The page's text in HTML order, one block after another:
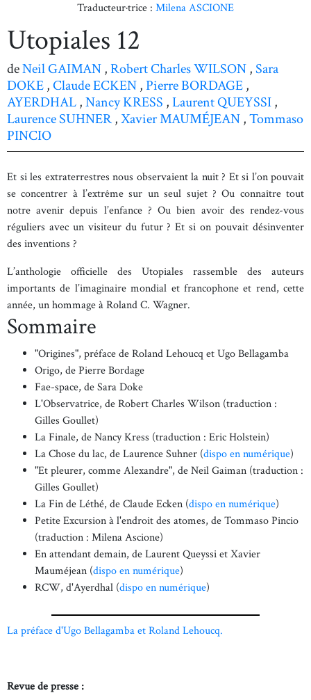
Traducteur·trice : Milena ASCIONE
Utopiales 12
deNeil GAIMAN,Robert Charles WILSON,Sara
DOKE,Claude ECKEN,Pierre BORDAGE,
AYERDHAL,Nancy KRESS ,Laurent QUEYSSI,
Laurence SUHNER,Xavier MAUMÉJEAN,Tommaso
PINCIO
Et si les extraterrestres nous observaient la nuit ? Et si l’on pouvait
se concentrer à l’extrême sur un seul sujet ? Ou connaître tout
notre avenir depuis l’enfance ? Ou bien avoir des rendez-vous
réguliers avec un visiteur du futur ? Et si on pouvait désinventer
des inventions ?
L’anthologie officielle des Utopiales rassemble des auteurs
importants de l’imaginaire mondial et francophone et rend, cette
année, un hommage à Roland C. Wagner.
Sommaire
"Origines", préface de Roland Lehoucq et Ugo Bellagamba
Origo, de Pierre Bordage
Fae-space, de Sara Doke
L'Observatrice, de Robert Charles Wilson (traduction :
Gilles Goullet)
La Finale, de Nancy Kress (traduction : Eric Holstein)
La Chose du lac, de Laurence Suhner (dispo en numérique)
"Et pleurer, comme Alexandre", de Neil Gaiman (traduction :
Gilles Goullet)
La Fin de Léthé, de Claude Ecken (dispo en numérique)
Petite Excursion à l'endroit des atomes, de Tommaso Pincio
(traduction : Milena Ascione)
En attendant demain, de Laurent Queyssi et Xavier
Mauméjean (dispo en numérique)
RCW, d'Ayerdhal (dispo en numérique)
La préface d'Ugo Bellagamba et Roland Lehoucq.
Revue de presse :